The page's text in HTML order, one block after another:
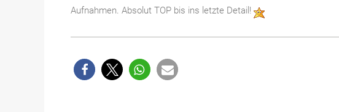
Aufnahmen. Absolut TOP bis ins letzte Detail!